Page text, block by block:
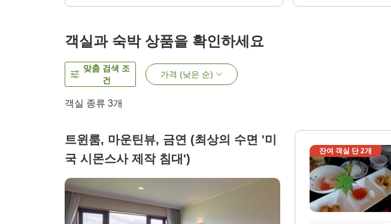
객실과 숙박 상품을 확인하세요
맞춤 검색 조
건
가격 (낮은 순)
객실 종류 3개
트윈룸, 마운틴뷰, 금연 (최상의 수면 '미
국 시몬스사 제작 침대')
잔여 객실 단2개